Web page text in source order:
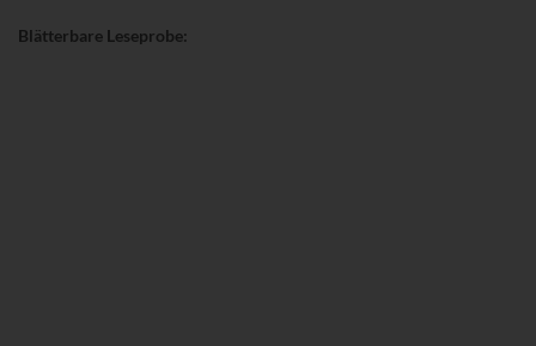
Blätterbare Leseprobe: